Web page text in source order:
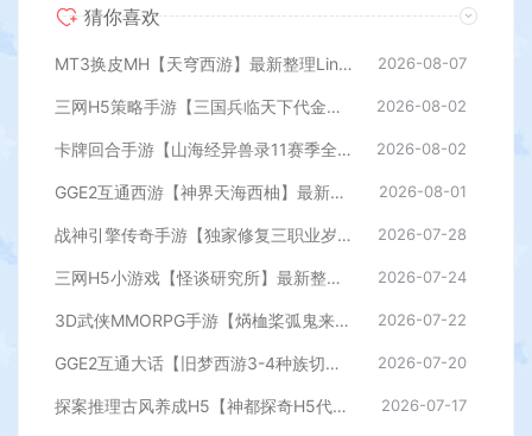
猜你喜欢
MT3换皮MH【天穹西游】最新整理Linux手工服务端+安卓苹果双端+GM后台+详细搭建教程+全套源码+视频教程 2026-08-07
三网H5策略手游【三国兵临天下代金券内购七合修复版】最新整理单机一键即玩镜像端+Linux手工服务端+管理后台+GM授权后台+简易安卓客户端+详细搭建教程+视频教程 2026-08-02
卡牌回合手游【山海经异兽录11赛季全人物代金券内购版】最新整理WIN系服务端+授权GM后台+管理后台+热更修改工具+安卓+详细搭建教程 2026-08-02
GGE2互通西游【神界天海西柚】最新整理Win系服务端+安卓苹果PC三端+内置GM工具+全套源码+详细搭建教程 2026-08-01
战神引擎传奇手游【独家修复三职业岁月无限刀-白猪3.0】最新整理Win系特色服务端+安卓苹果双端+GM授权后台+详细搭建教程 2026-07-28
三网H5小游戏【怪谈研究所】最新整理WIN系服务端+Linux手工服务端+详细搭建教程 2026-07-24
3D武侠MMORPG手游【焫桖桨弧鬼来7职业精修代金券内购版】最新整Linux手工服务端+安卓苹果双端+CDK授权后台+详细搭建教程 2026-07-22
GGE2互通大话【旧梦西游3-4种族切换】最新整理Win系服务端+安卓PC互通客户端+内置GM工具+全套源码+详细搭建教程 2026-07-20
探案推理古风养成H5【神都探奇H5代金券内购版】最新整理单机一键即玩镜像端+Linux手工服务端+CDK授权后台+详细搭建教程 2026-07-17